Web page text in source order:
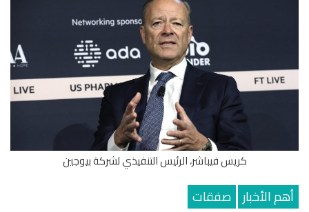
كريس فيباشر، الرئيس التنفيذي لشركة بيوجين
أهم الأخبار صفقات